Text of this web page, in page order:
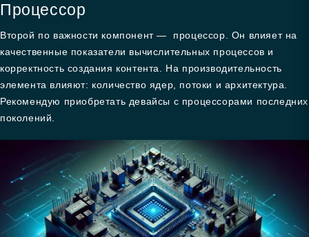
Процессор
Второй по важности компонент — процессор. Он влияет на
качественные показатели вычислительных процессов и
корректность создания контента. На производительность
элемента влияют: количество ядер, потоки и архитектура.
Рекомендую приобретать девайсы с процессорами последних
поколений.